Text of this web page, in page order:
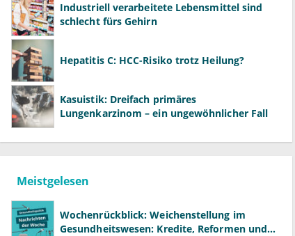
Industriell verarbeitete Lebensmittel sind
schlecht fürs Gehirn
Hepatitis C: HCC-Risiko trotz Heilung?
Kasuistik: Dreifach primäres
Lungenkarzinom – ein ungewöhnlicher Fall
Meistgelesen
Wochenrückblick: Weichenstellung im
Gesundheitswesen: Kredite, Reformen und